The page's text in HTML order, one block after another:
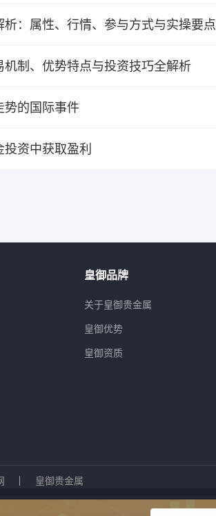
析：属性、行情、参与方式与实操要点
机制、优势特点与投资技巧全解析
势的国际事件
资中获取盈利
皇御品牌
关于皇御贵金属
皇御优势
皇御资质
皇御贵金属